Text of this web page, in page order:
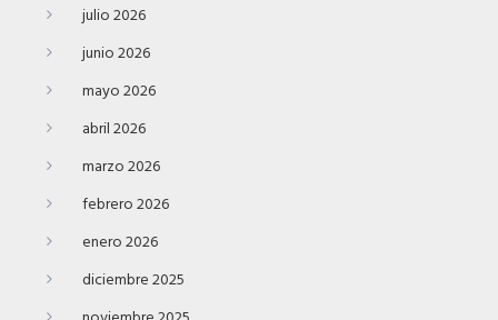
julio 2026
junio 2026
mayo 2026
abril 2026
marzo 2026
febrero 2026
enero 2026
diciembre 2025